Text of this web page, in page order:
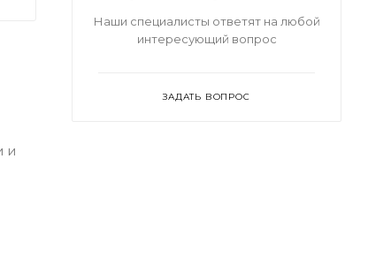
и
Наши специалисты ответят на любой
интересующий вопрос
ЗАДАТЬ ВОПРОС